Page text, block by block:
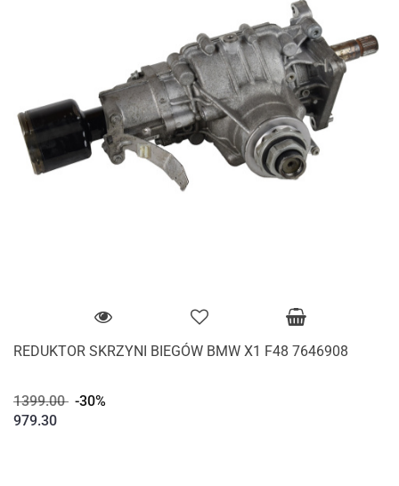
REDUKTOR SKRZYNI BIEGÓW BMW X1 F48 7646908
1399.00 -30%
979.30